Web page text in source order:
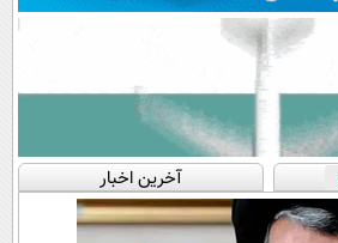
آخرین اخبار